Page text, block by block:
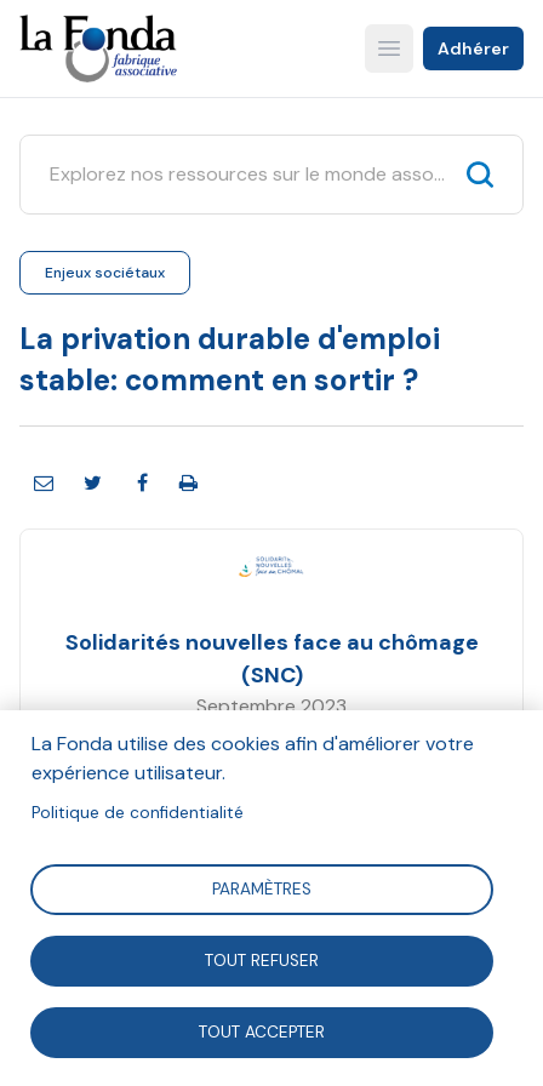
Aller
au
contenu
principal
Open main menu
Adhérer
Enjeux sociétaux
La privation durable d'emploi
stable: comment en sortir ?
Solidarités nouvelles face au chômage
(SNC)
Septembre 2023
L'association Solidarités nouvelles face au chômage
(SNC) publie son rapport de plaidoyer 2023, et
rassemble plusieurs propositions pour rendre possible
l’accès à l’emploi stable des personnes qui en sont
durablement privées.
La Fonda utilise des cookies afin d'améliorer votre
expérience utilisateur.
Politique de confidentialité
PARAMÈTRES
TOUT REFUSER
TOUT ACCEPTER